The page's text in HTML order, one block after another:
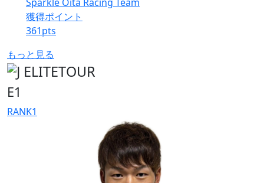
獲得ポイント
361pts
もっと見る
E1
RANK1